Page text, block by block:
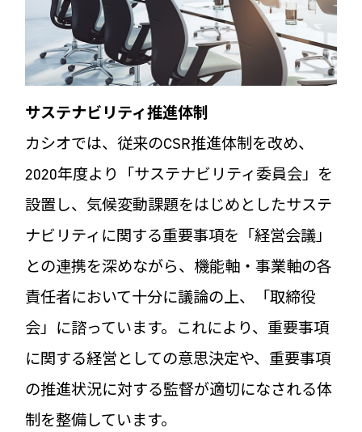
サステナビリティ推進体制
カシオでは、従来のCSR推進体制を改め、
2020年度より「サステナビリティ委員会」を
設置し、気候変動課題をはじめとしたサステ
ナビリティに関する重要事項を「経営会議」
との連携を深めながら、機能軸・事業軸の各
責任者において十分に議論の上、「取締役
会」に諮っています。これにより、重要事項
に関する経営としての意思決定や、重要事項
の推進状況に対する監督が適切になされる体
制を整備しています。